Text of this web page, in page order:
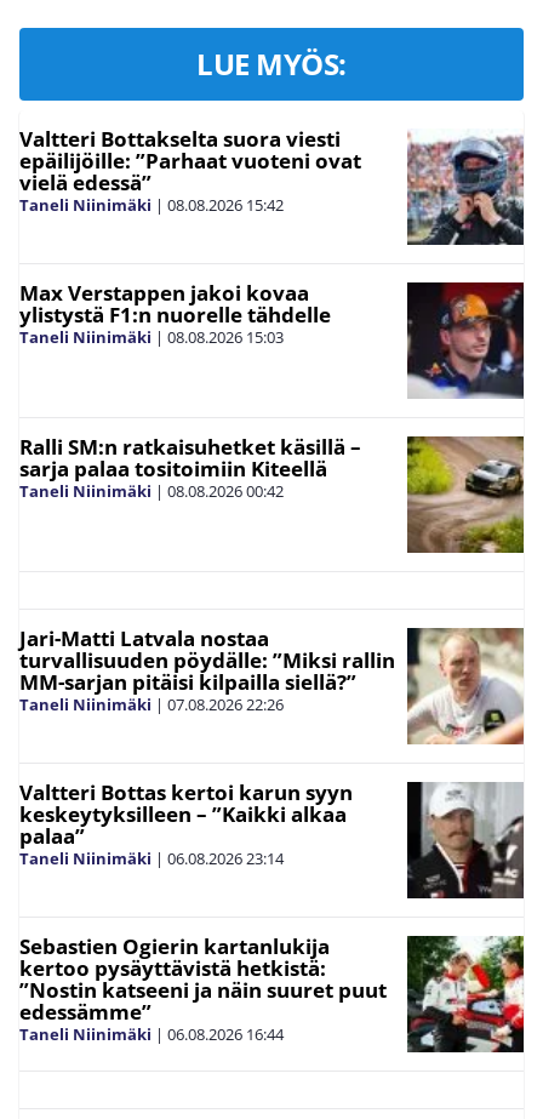
LUE MYÖS:
Valtteri Bottakselta suora viesti
epäilijöille: ”Parhaat vuoteni ovat
vielä edessä”
Taneli Niinimäki | 08.08.2026 15:42
Max Verstappen jakoi kovaa
ylistystä F1:n nuorelle tähdelle
Taneli Niinimäki | 08.08.2026 15:03
Ralli SM:n ratkaisuhetket käsillä –
sarja palaa tositoimiin Kiteellä
Taneli Niinimäki | 08.08.202600:42
Jari-Matti Latvala nostaa
turvallisuuden pöydälle: ”Miksi rallin
MM-sarjan pitäisi kilpailla siellä?”
Taneli Niinimäki | 07.08.202622:26
Valtteri Bottas kertoi karun syyn
keskeytyksilleen – ”Kaikki alkaa
palaa”
Taneli Niinimäki | 06.08.202623:14
Sebastien Ogierin kartanlukija
kertoo pysäyttävistä hetkistä:
”Nostin katseeni ja näin suuret puut
edessämme”
Taneli Niinimäki | 06.08.2026 16:44